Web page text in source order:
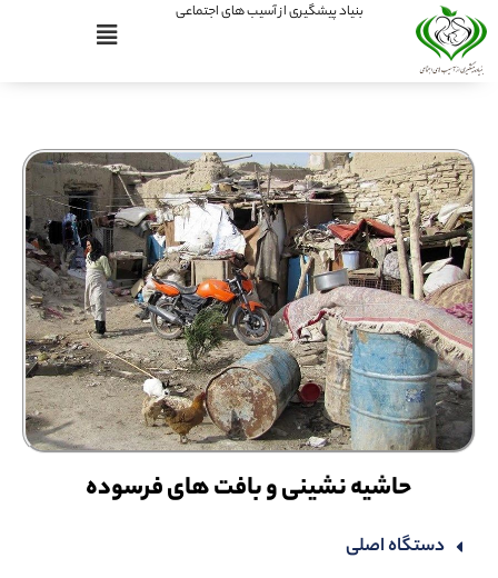
بنیاد پیشگیری از آسیب های اجتماعی
حاشیه نشینی و بافت های فرسوده
دستگاه اصلی